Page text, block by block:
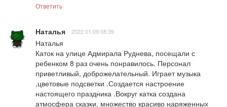
Ответить
Наталья 2022.01.09 08:39
Наталья
Каток на улице Адмирала Руднева, посещали с
ребенком 8 раз очень понравилось. Персонал
приветливый, доброжелательный. Играет музыка
,цветовые подсветки .Создается настроение
настоящего праздника .Вокруг катка создана
атмосфера сказки, множество красиво наряженных